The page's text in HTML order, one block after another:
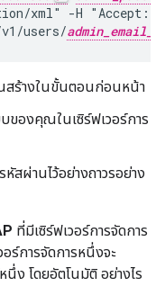
xml" -H "Accept:
users/
ร้างในขั้นตอนก่อนหน้า
ของคุณในเซิร์ฟเวอร์การ
สผ่านไว้อย่างถาวรอย่าง
ที่มีเซิร์ฟเวอร์การจัดการ
อร์การจัดการหนึ่งจะ
นึ่ง โดยอัตโนมัติ อย่างไร